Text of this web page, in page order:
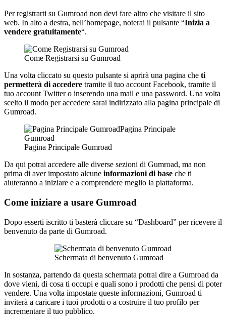
Per registrarti su Gumroad non devi fare altro che visitare il sito
web. In alto a destra, nell’homepage, noterai il pulsante “Inizia a
vendere gratuitamente“.
Come Registrarsi su Gumroad
Una volta cliccato su questo pulsante si aprirà una pagina che ti
permetterà di accedere tramite il tuo account Facebook, tramite il
tuo account Twitter o inserendo una mail e una password. Una volta
scelto il modo per accedere sarai indirizzato alla pagina principale di
Gumroad.
Pagina Principale Gumroad
Da qui potrai accedere alle diverse sezioni di Gumroad, ma non
prima di aver impostato alcune informazioni di base che ti
aiuteranno a iniziare e a comprendere meglio la piattaforma.
Come iniziare a usare Gumroad
Dopo esserti iscritto ti basterà cliccare su “Dashboard” per ricevere il
benvenuto da parte di Gumroad.
Schermata di benvenuto Gumroad
In sostanza, partendo da questa schermata potrai dire a Gumroad da
dove vieni, di cosa ti occupi e quali sono i prodotti che pensi di poter
vendere. Una volta impostate queste informazioni, Gumroad ti
inviterà a caricare i tuoi prodotti o a costruire il tuo profilo per
incrementare il tuo pubblico.